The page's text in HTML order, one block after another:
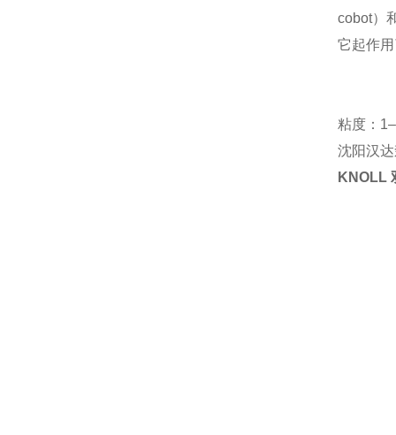
cobot）
它起作
粘度：
沈阳汉
KNOLL